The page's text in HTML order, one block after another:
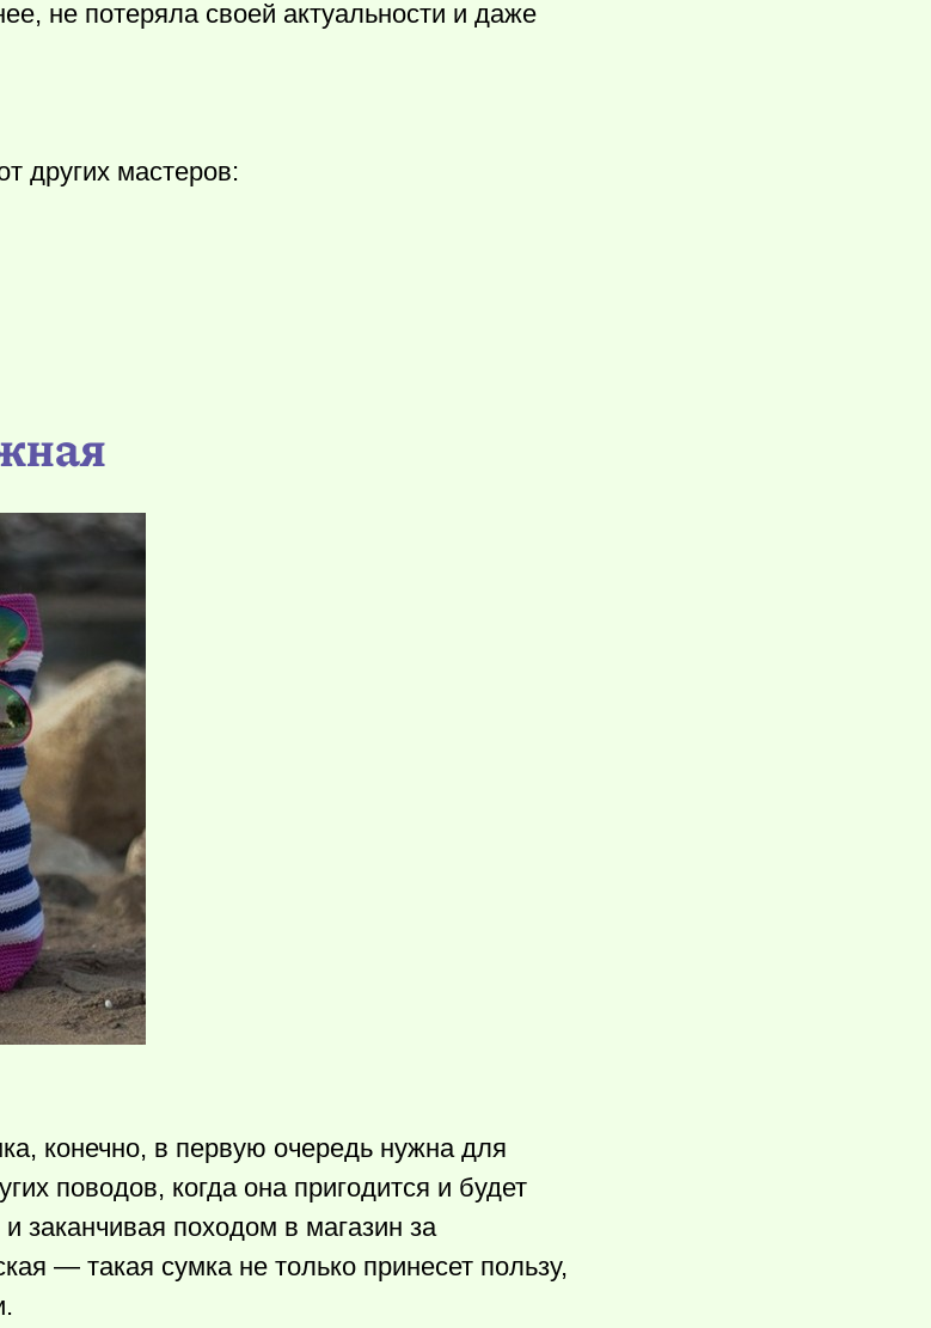
не потеряла своей актуальности и даже
других мастеров:
конечно, в первую очередь нужна для
поводов, когда она пригодится и будет
заканчивая походом в магазин за
— такая сумка не только принесет пользу,